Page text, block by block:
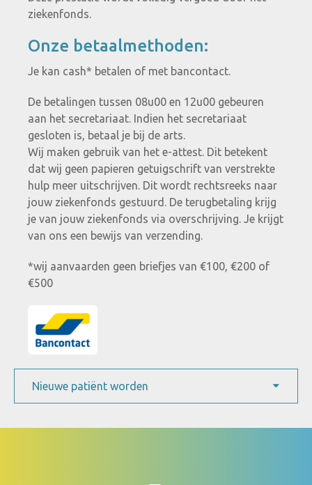
ziekenfonds.
Onze betaalmethoden:
Je kan cash* betalen of met bancontact.
De betalingen tussen 08u00 en 12u00 gebeuren
aan het secretariaat. Indien het secretariaat
gesloten is, betaal je bij de arts.
Wij maken gebruik van het e-attest. Dit betekent
dat wij geen papieren getuigschrift van verstrekte
hulp meer uitschrijven. Dit wordt rechtsreeks naar
jouw ziekenfonds gestuurd. De terugbetaling krijg
je van jouw ziekenfonds via overschrijving. Je krijgt
van ons een bewijs van verzending.
*wij aanvaarden geen briefjes van €100, €200 of
€500
Nieuwe patiënt worden